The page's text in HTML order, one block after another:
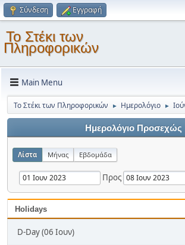
Σύνδεση Εγγραφή
Το Στέκι των
Πληροφορικών
Main Menu
Το Στέκι των Πληροφορικών ► Ημερολόγιο ►
Ημερολόγιο Προσεχώς
Λίστα Μήνας Εβδομάδα
Προς
Holidays
D-Day (06 Ιουν)